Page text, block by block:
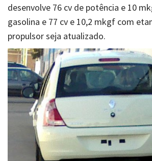
desenvolve 76 cv de potência e 10
gasolina e 77 cv e 10,2 mkgf com
propulsor seja atualizado.